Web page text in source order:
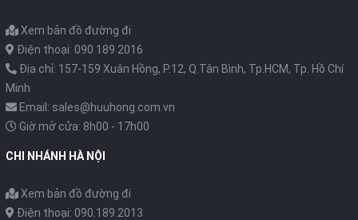
Xem bản đồ đường đi
Điện thoại: 090 189 2016
Địa chỉ: 157-159 Xuân Hồng, P.12, Q.Tân Bình, Tp.HCM, Tp. Hồ Chí
Minh
Email: sales@huuhong.com.vn
Giờ mở cửa: 8h00 - 17h00
CHI NHÁNH HÀ NỘI
Xem bản đồ đường đi
Điện thoại: 090.189.2013